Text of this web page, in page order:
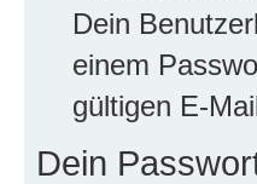
Dein
einem
gültigen E-
Dein